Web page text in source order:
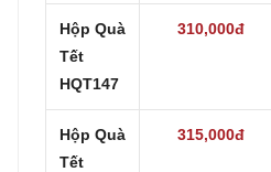
Hộp Quà
Tết
HQT147
310,000đ
Hộp Quà
Tết
315,000đ